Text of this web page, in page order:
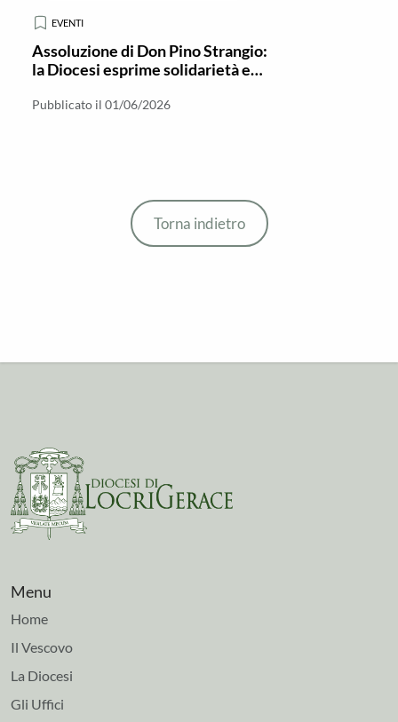
EVENTI
Assoluzione di Don Pino Strangio:
la Diocesi esprime solidarietà e
Pubblicato il 01/06/2026
Torna indietro
Menu
Home
Il Vescovo
La Diocesi
Gli Uffici